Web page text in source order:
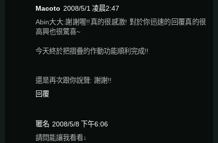
Macoto 2008/5/1 凌晨2:47
Abin大大:謝謝喔!!真的很感激! 對於你迅速的回覆真的很
高興也很驚喜~
今天終於把摺疊的作動功能順利完成!!
還是再次跟你說聲: 謝謝!!
回覆
匿名 2008/5/8 下午6:06
請問能讓我看看↓